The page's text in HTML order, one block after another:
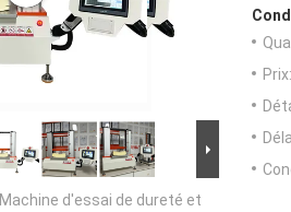
Machine d'essai de dureté et
Prix: